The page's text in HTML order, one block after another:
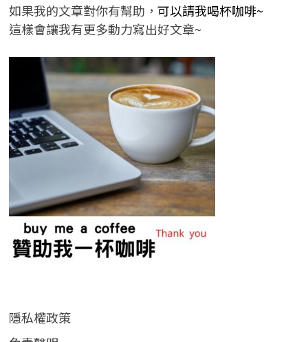
如果我的文章對你有幫助， 可以請我喝杯咖啡~
這樣會讓我有更多動力寫出好文章~
隱私權政策